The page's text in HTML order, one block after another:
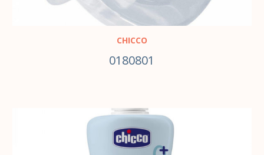
CHICCO
0180801